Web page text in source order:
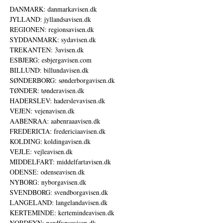
DANMARK: danmarkavisen.dk
JYLLAND: jyllandsavisen.dk
REGIONEN: regionsavisen.dk
SYDDANMARK: sydavisen.dk
TREKANTEN: 3avisen.dk
ESBJERG: esbjergavisen.com
BILLUND: billundavisen.dk
SØNDERBORG: sønderborgavisen.dk
TØNDER: tønderavisen.dk
HADERSLEV: haderslevavisen.dk
VEJEN: vejenavisen.dk
AABENRAA: aabenraaavisen.dk
FREDERICIA: fredericiaavisen.dk
KOLDING: koldingavisen.dk
VEJLE: vejleavisen.dk
MIDDELFART: middelfartavisen.dk
ODENSE: odenseavisen.dk
NYBORG: nyborgavisen.dk
SVENDBORG: svendborgavisen.dk
LANGELAND: langelandavisen.dk
KERTEMINDE: kertemindeavisen.dk